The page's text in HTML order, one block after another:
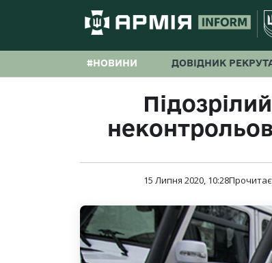
#НОВИНИ ДОВІДНИК
15 Липня 2020, 10:28